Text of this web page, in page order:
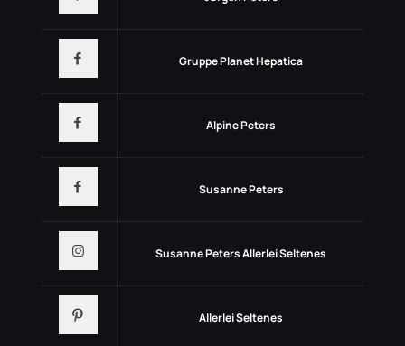
Gruppe Planet Hepatica
Alpine Peters
Susanne Peters
Susanne Peters Allerlei Seltenes
Allerlei Seltenes